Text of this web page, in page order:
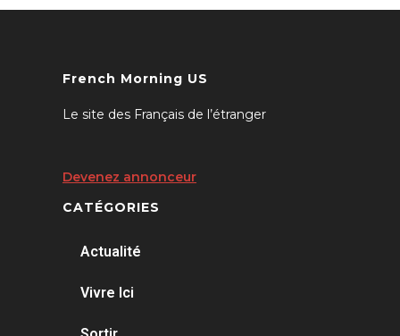
French Morning US
Le site des Français de l’étranger
Devenez annonceur
CATÉGORIES
Actualité
Vivre Ici